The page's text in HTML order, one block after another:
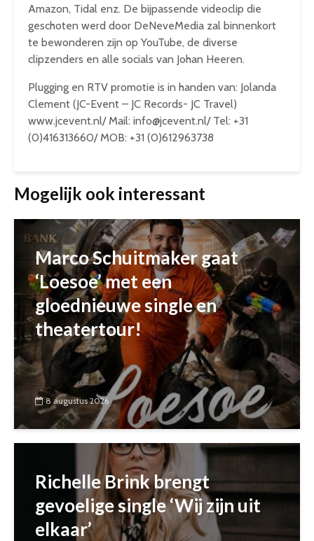
Amazon, Tidal enz. De bijpassende videoclip die
geschoten werd door DeNeveMedia zal binnenkort
te bewonderen zijn op YouTube, de diverse
clipzenders en alle socials van Johan Heeren.
Plugging en RTV promotie is in handen van: Jolanda
Clement (JC-Event – JC Records- JC Travel)
www.jcevent.nl/ Mail: info@jcevent.nl/ Tel: +31
(0)416313660/ MOB: +31 (0)612963738
Mogelijk ook interessant
Marco Schuitmaker gaat
‘Loesoe’ met een
gloednieuwe single en
theatertour!
8 augustus 2026
Richelle Brink brengt
gevoelige single ‘Wij zijn uit
elkaar’